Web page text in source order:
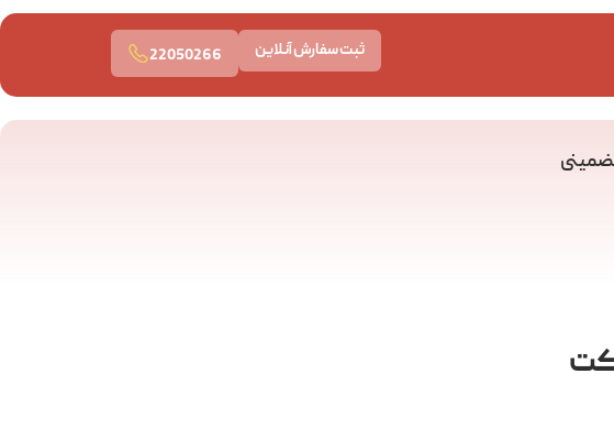
ثبت سفارش آنلاین 22050266